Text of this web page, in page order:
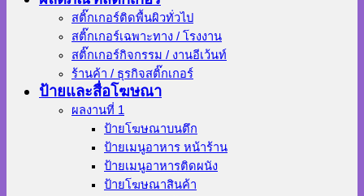
สติ๊กเกอร์ติดพื้นผิวทั่วไป
สติ๊กเกอร์เฉพาะทาง / โรงงาน
สติ๊กเกอร์กิจกรรม / งานอีเว้นท์
ร้านค้า / ธุรกิจสติ๊กเกอร์
ป้ายและสื่อโฆษณา
ผลงานที่ 1
ป้ายโฆษณาบนตึก
ป้ายเมนูอาหาร หน้าร้าน
ป้ายเมนูอาหารติดผนัง
ป้ายโฆษณาสินค้า